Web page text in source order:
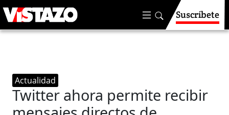
Suscríbete
Actualidad
Twitter ahora permite recibir